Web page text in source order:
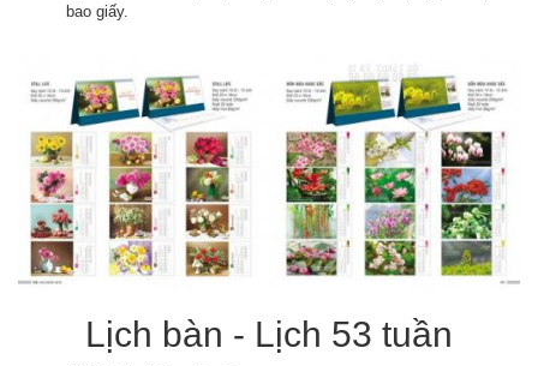
bao giấy.
Lịch bàn - Lịch 53 tuần